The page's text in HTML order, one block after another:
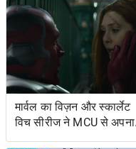
मार्वल का विज़न और स्कार्लेट
विच सीरीज ने MCU से अपना
शोअरनर चुना